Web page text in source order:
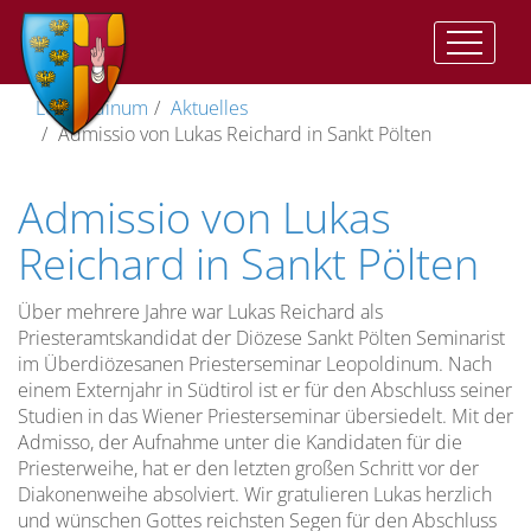
Auftrag
und
Ziel
Der
Auftrag
der
Priesterausbildung
Dimension
der
Priesterausbildung
Menschliche
Reifung
Lebens
und
Studienordnung
Vorwort
Gemeinsame
Pflege
des
Lebens
Studium
Die
Prüfungszeit
Lehramtliche
Dokumente
II.
Vat:
Presbyterorum
Vat:
Totius
Pastores
Dabo
vobis
Rahmenordnung
für
Spiritualität
Geistliche
Ausbildung
Leben
Im
Herzen
Katharinenkapelle
Anbetungskapelle
Josef)
Stiftskirche
Kreuzkirche
Kreuzweg
im
Leopoldinum
Träger
Direktor
Vizedirektor
Spiritual
Vize-
Spiritual
Unsere
Gemeinschaft…
Anreise
Leopoldinum
Aktuelles
Admissio von Lukas Reichard in Sankt Pölten
Admissio von Lukas
Reichard in Sankt Pölten
Über mehrere Jahre war Lukas Reichard als
Priesteramtskandidat der Diözese Sankt Pölten Seminarist
im Überdiözesanen Priesterseminar Leopoldinum. Nach
einem Externjahr in Südtirol ist er für den Abschluss seiner
Studien in das Wiener Priesterseminar übersiedelt. Mit der
Admisso, der Aufnahme unter die Kandidaten für die
Priesterweihe, hat er den letzten großen Schritt vor der
Diakonenweihe absolviert. Wir gratulieren Lukas herzlich
und wünschen Gottes reichsten Segen für den Abschluss